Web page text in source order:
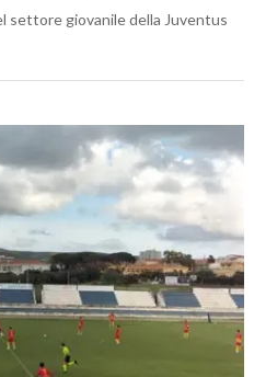
settore giovanile della Juventus